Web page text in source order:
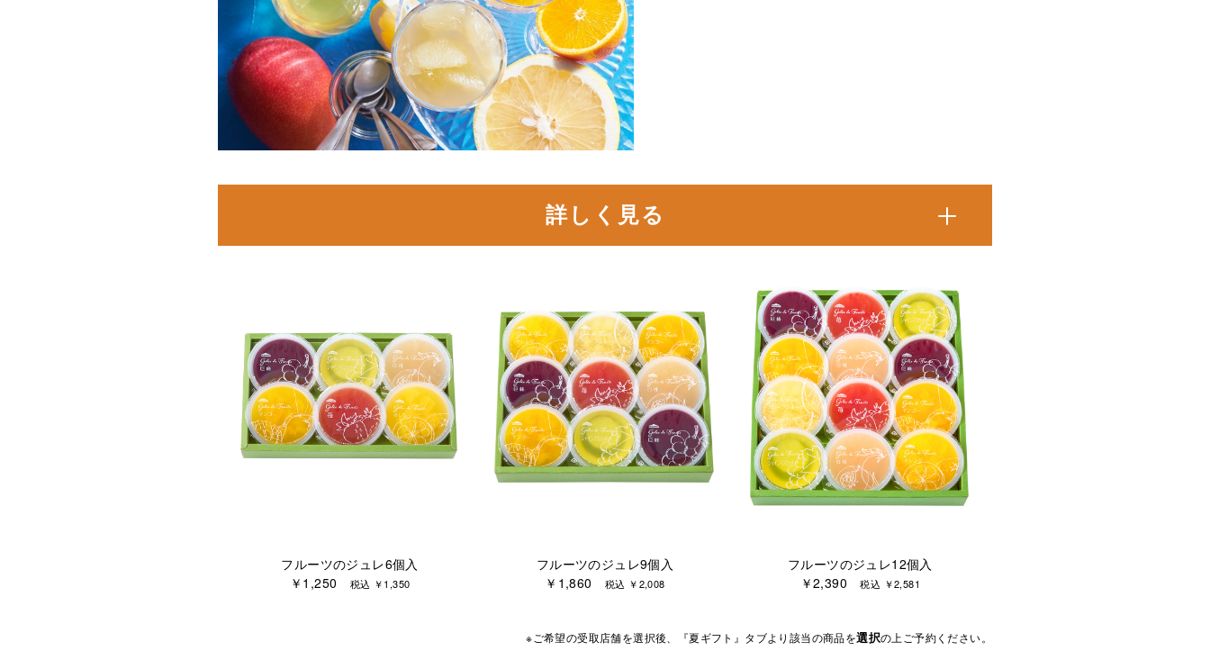
詳しく見る
フルーツのジュレ6個入
￥1,250
税込 ￥1,350
フルーツのジュレ9個入
￥1,860税込 ￥2,008
フルーツのジュレ12個入
￥2,390税込 ￥2,581
※ご希望の受取店舗を選択後、『夏ギフト』タブより 該当の商品を選択の上ご予約ください。